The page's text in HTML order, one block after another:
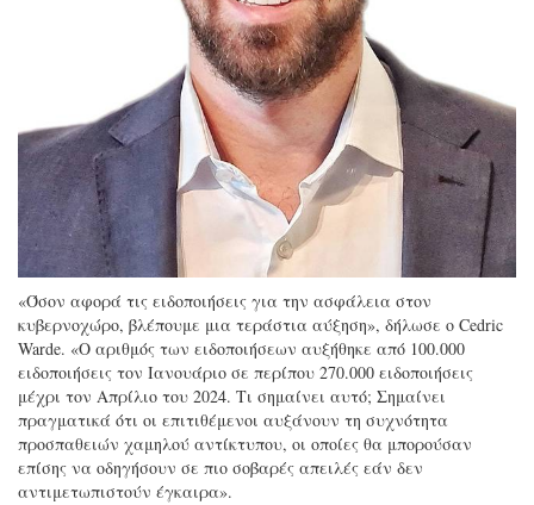
«Όσον αφορά τις ειδοποιήσεις για την ασφάλεια στον
κυβερνοχώρο, βλέπουμε μια τεράστια αύξηση», δήλωσε ο Cedric
Warde. «Ο αριθμός των ειδοποιήσεων αυξήθηκε από 100.000
ειδοποιήσεις τον Ιανουάριο σε περίπου 270.000 ειδοποιήσεις
μέχρι τον Απρίλιο του 2024. Τι σημαίνει αυτό; Σημαίνει
πραγματικά ότι οι επιτιθέμενοι αυξάνουν τη συχνότητα
προσπαθειών χαμηλού αντίκτυπου, οι οποίες θα μπορούσαν
επίσης να οδηγήσουν σε πιο σοβαρές απειλές εάν δεν
αντιμετωπιστούν έγκαιρα».